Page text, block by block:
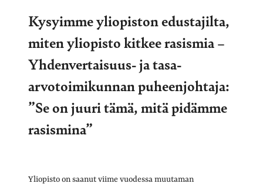
Kysyimme yliopiston edustajilta,
miten yliopisto kitkee rasismia –
Yhdenvertaisuus- ja tasa-
arvotoimikunnan puheenjohtaja:
”Se on juuri tämä, mitä pidämme
rasismina”
Yliopisto on saanut viime vuodessa muutaman